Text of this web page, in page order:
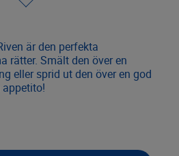
är den perfekta
rätter. Smält den över en
eller sprid ut den över en god